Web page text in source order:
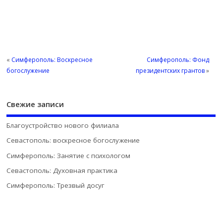
« Симферополь: Воскресное
богослужение
Симферополь: Фонд
президентских грантов»
Свежие записи
Благоустройство нового филиала
Севастополь: воскресное богослужение
Симферополь: Занятие с психологом
Севастополь: Духовная практика
Симферополь: Трезвый досуг